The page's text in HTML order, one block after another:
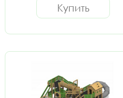
Купить